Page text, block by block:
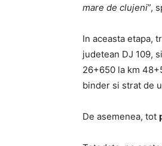
mare de clujeni”,
In aceasta etapa,
judetean DJ 109,
26+650 la km
binder si strat de
De asemenea, tot